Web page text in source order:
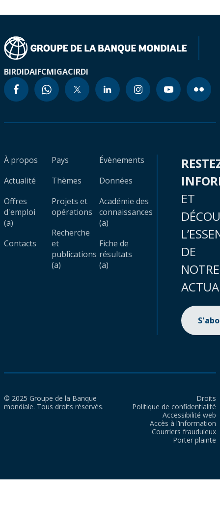
BIRDIDAIFCMIGACIRDI
À propos
Actualité
Offres
d'emploi
(a)
Contacts
Pays
Thèmes
Projets et
opérations
Recherche
et
publications
(a)
Évènements
Données
Académie des
connaissances
(a)
Fiche de
résultats
(a)
ET
DE
NOTRE
© 2025 Groupe de la Banque
mondiale. Tous droits réservés.
Droits
Politique de confidentialité
Accessibilité web
Accès à l’information
Courriers frauduleux
Porter plainte